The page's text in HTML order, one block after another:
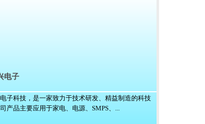
电子
子科技，是一家致力于技术研发、精益制造的科技
产品主要应用于家电、电源、SMPS、...